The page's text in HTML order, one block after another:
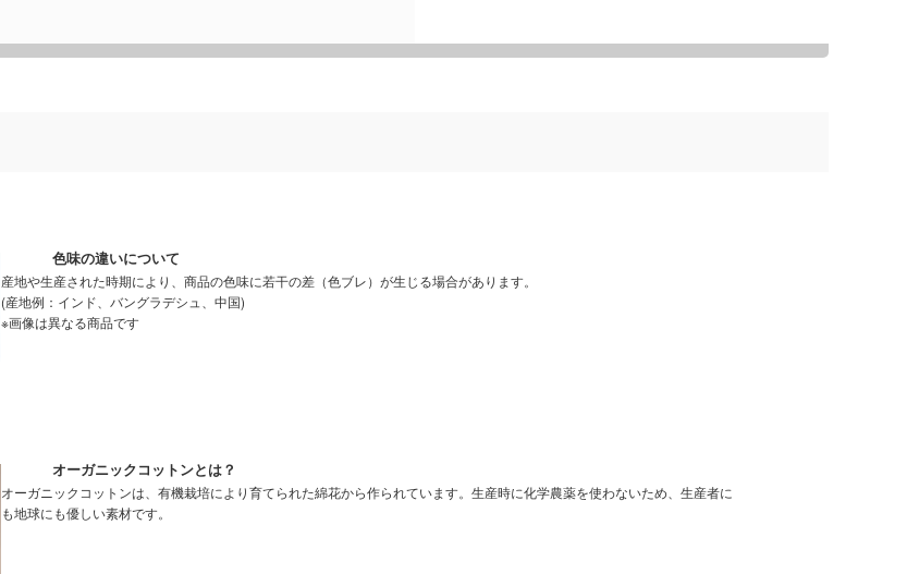
色味の違いについて
産地や生産された時期により、商品の色味に若干の差（色ブレ）が生じる場合があります。
(産地例：インド、バングラデシュ、中国)
※画像は異なる商品です
オーガニックコットンとは？
オーガニックコットンは、有機栽培により育てられた綿花から作られています。生産時に化学農薬を使わないため、生産者に
も地球にも優しい素材です。